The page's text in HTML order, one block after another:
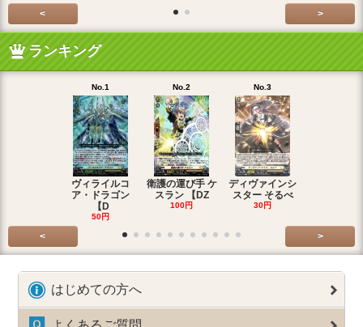
< >
ランキング
No.1
ヴィライルコ
ア・ドラゴン
【D
50円
No.2
衛護の運び手 ケ
スラン 【DZ
100円
No.3
ディヴァインシ
スター そるべ
30円
< >
はじめての方へ